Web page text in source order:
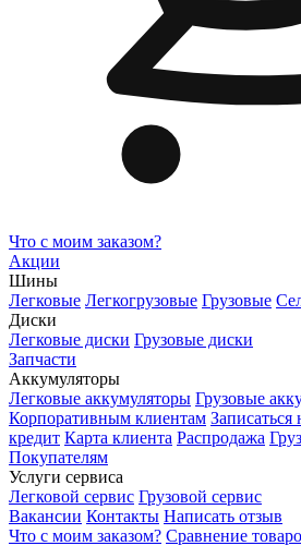
Что с моим заказом?
Акции
Шины
Легковые Легкогрузовые Грузовые
Диски
Легковые диски Грузовые диски
Запчасти
Аккумуляторы
Легковые аккумуляторы Грузовые
Корпоративным клиентам Записаться
кредит Карта клиента Распродажа
Покупателям
Услуги сервиса
Легковой сервис Грузовой сервис
Вакансии Контакты Написать отзыв
Что с моим заказом? Сравнение